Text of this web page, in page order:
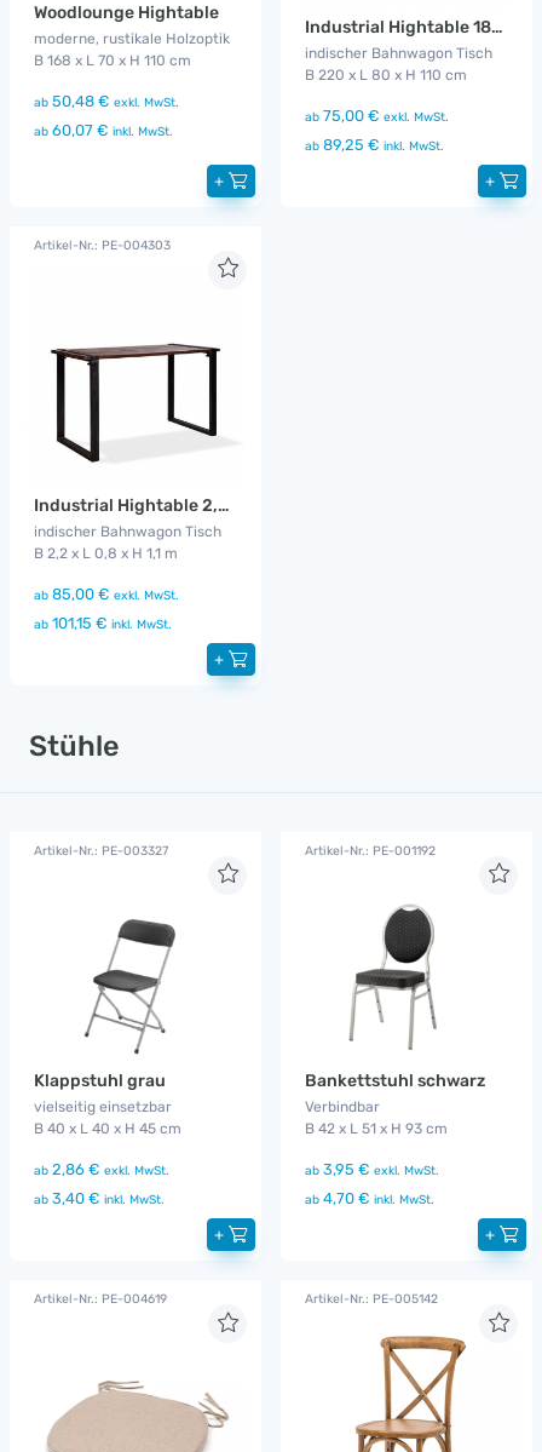
Woodlounge Hightable
moderne, rustikale Holzoptik
B 168 x L 70 x H 110 cm
ab 50,48 € exkl. MwSt.
ab 60,07 € inkl. MwSt.
+
Industrial Hightable 180 cm
indischer Bahnwagon Tisch
B 220 x L 80 x H 110 cm
ab 75,00 € exkl. MwSt.
ab 89,25 € inkl. MwSt.
+
Artikel-Nr.: PE-004303
Industrial Hightable 2,2 m
indischer Bahnwagon Tisch
B 2,2 x L 0,8 x H 1,1 m
ab 85,00 € exkl. MwSt.
ab 101,15 € inkl. MwSt.
+
Stühle
Artikel-Nr.: PE-003327
Klappstuhl grau
vielseitig einsetzbar
B 40 x L 40 x H 45 cm
ab 2,86 € exkl. MwSt.
ab 3,40 € inkl. MwSt.
+
Artikel-Nr.: PE-001192
Bankettstuhl schwarz
Verbindbar
B 42 x L 51 x H 93 cm
ab 3,95 € exkl. MwSt.
ab 4,70 € inkl. MwSt.
+
Artikel-Nr.: PE-004619 Artikel-Nr.: PE-005142